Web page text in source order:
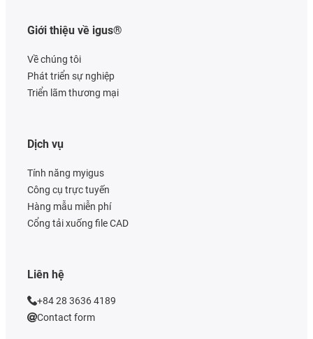
Giới thiệu về igus®
Về chúng tôi
Phát triển sự nghiệp
Triển lãm thương mại
Dịch vụ
Tính năng myigus
Công cụ trực tuyến
Hàng mẫu miễn phí
Cổng tải xuống file CAD
Liên hệ
+84 28 3636 4189
Contact form